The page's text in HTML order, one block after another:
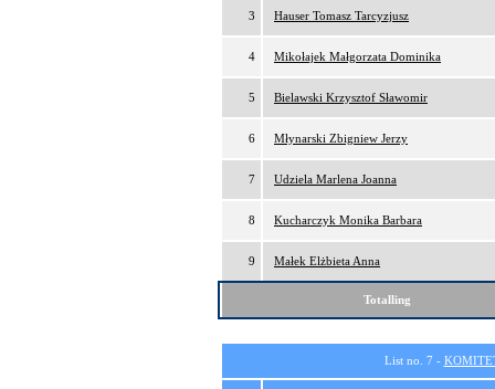
3 Hauser Tomasz Tarcyzjusz
4 Mikołajek Małgorzata Dominika
5 Bielawski Krzysztof Sławomir
6 Młynarski Zbigniew Jerzy
7 Udziela Marlena Joanna
8 Kucharczyk Monika Barbara
9 Małek Elżbieta Anna
Totalling
List no. 7 -